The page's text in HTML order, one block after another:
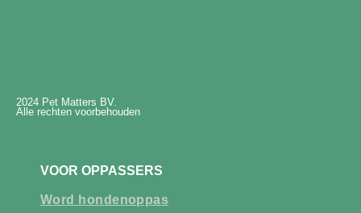
2024 Pet Matters BV.
Alle rechten voorbehouden
VOOR OPPASSERS
Word hondenoppas